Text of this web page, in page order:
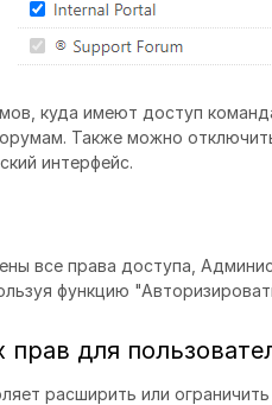
куда имеют доступ
Также можно
интерфейс.
все права доступа,
функцию
для
расширить или